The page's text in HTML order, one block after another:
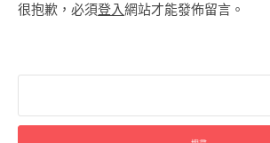
很抱歉，必須登入網站才能發佈留言。
關